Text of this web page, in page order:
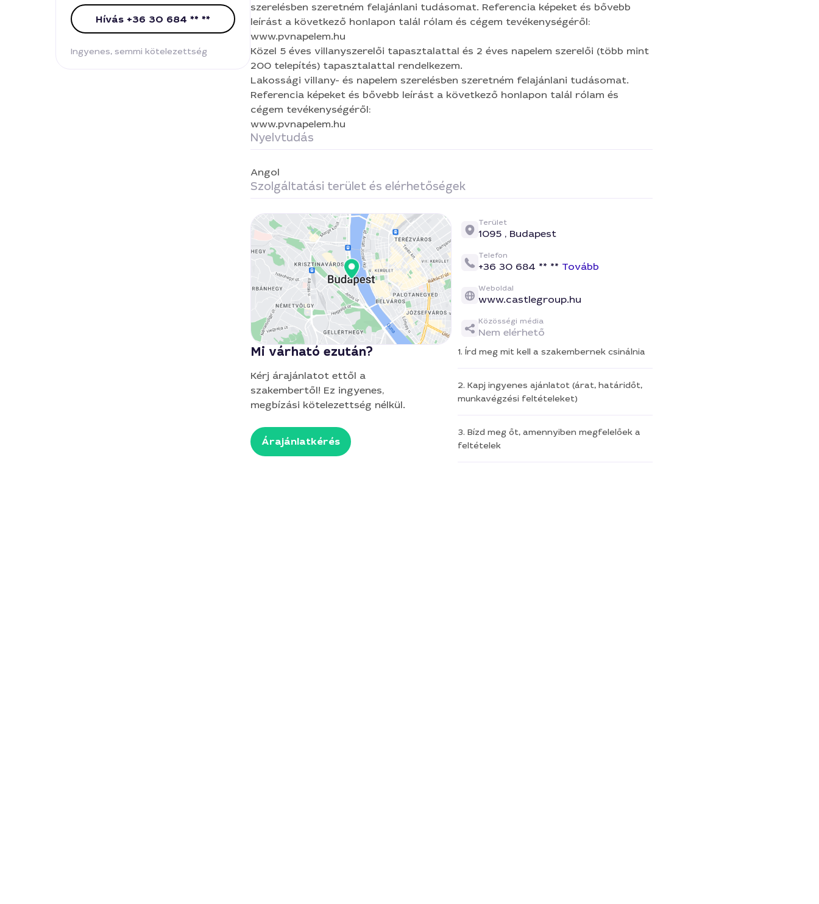
Hívás +36 30 684 ** **
Ingyenes, semmi kötelezettség
szerelésben szeretném felajánlani tudásomat. Referencia képeket és bővebb
leírást a következő honlapon talál rólam és cégem tevékenységéről:
www.pvnapelem.hu
Közel 5 éves villanyszerelői tapasztalattal és 2 éves napelem szerelői (több mint
200 telepítés) tapasztalattal rendelkezem.
Lakossági villany- és napelem szerelésben szeretném felajánlani tudásomat.
Referencia képeket és bővebb leírást a következő honlapon talál rólam és
cégem tevékenységéről:
www.pvnapelem.hu
Nyelvtudás
Angol
Szolgáltatási terület és elérhetőségek
Terület
1095 , Budapest
Telefon
+36 30 684 ** ** Tovább
Weboldal
www.castlegroup.hu
Közösségi média
Nem elérhető
Mi várható ezután?
Kérj árajánlatot ettől a
szakembertől! Ez ingyenes,
megbízási kötelezettség nélkül.
Árajánlatkérés
1. Írd meg mit kell a szakembernek csinálnia
2. Kapj ingyenes ajánlatot (árat, határidőt,
munkavégzési feltételeket)
3. Bízd meg őt, amennyiben megfelelőek a
feltételek